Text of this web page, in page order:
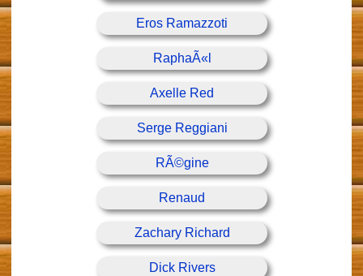
Eros Ramazzoti
RaphaÃ«l
Axelle Red
Serge Reggiani
RÃ©gine
Renaud
Zachary Richard
Dick Rivers